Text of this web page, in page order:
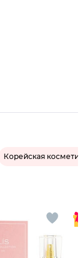
Корейская